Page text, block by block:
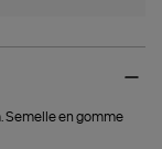
Semelle en gomme